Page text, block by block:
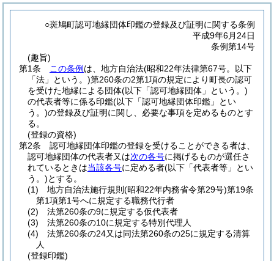
○斑鳩町認可地縁団体印鑑の登録及び証明に関する条例
平成9年6月24日
条例第14号
(趣旨)
第1条
この条例 は、地方自治法(昭和22年法律第67号。以下
「法」という。)第260条の2第1項の規定により町長の認可
を受けた地縁による団体(以下「認可地縁団体」という。)
の代表者等に係る印鑑(以下「認可地縁団体印鑑」とい
う。)の登録及び証明に関し、必要な事項を定めるものとす
る。
(登録の資格)
第2条
認可地縁団体印鑑の登録を受けることができる者は、
認可地縁団体の代表者又は次の各号に掲げるものが選任さ
れているときは当該各号に定める者(以下「代表者等」とい
う。)とする。
(1)
地方自治法施行規則 (昭和22年内務省令第29号)第19条
第1項第1号へに規定する職務代行者
(2)
法第260条の9に規定する仮代表者
(3)
法第260条の10に規定する特別代理人
(4)
法第260条の24又は同法第260条の25に規定する清算
人
(登録印鑑)